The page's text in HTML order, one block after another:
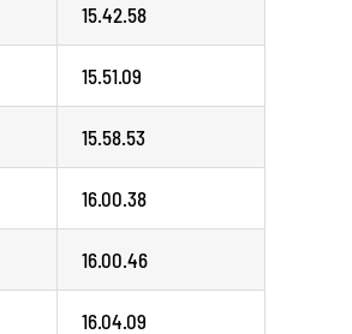
15.42.58
15.51.09
15.58.53
16.00.38
16.00.46
16.04.09